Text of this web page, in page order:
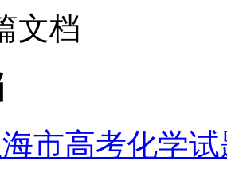
文档
市高考化学